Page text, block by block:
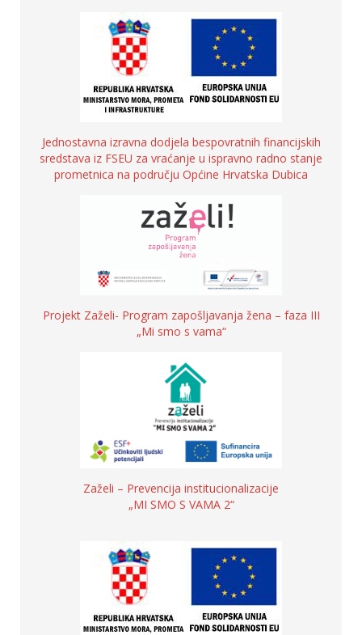
Jednostavna izravna dodjela bespovratnih financijskih
sredstava iz FSEU za vraćanje u ispravno radno stanje
prometnica na području Općine Hrvatska Dubica
Projekt Zaželi- Program zapošljavanja žena – faza III
„Mi smo s vama“
Zaželi – Prevencija institucionalizacije
„MI SMO S VAMA 2“